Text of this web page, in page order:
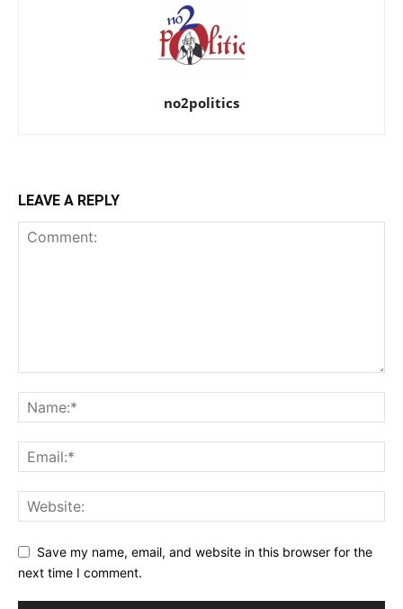
no2politics
LEAVE A REPLY
Save my name, email, and website in this browser for the
next time I comment.